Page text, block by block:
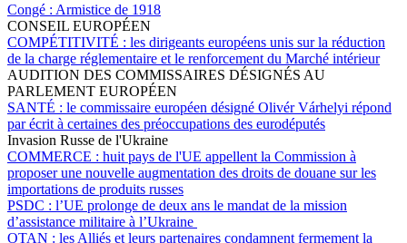
Congé : Armistice de 1918
CONSEIL EUROPÉEN
COMPÉTITIVITÉ : les dirigeants européens unis sur la réduction
de la charge réglementaire et le renforcement du Marché intérieur
AUDITION DES COMMISSAIRES DÉSIGNÉS AU
PARLEMENT EUROPÉEN
SANTÉ : le commissaire européen désigné Olivér Várhelyi répond
par écrit à certaines des préoccupations des eurodéputés
Invasion Russe de l'Ukraine
COMMERCE : huit pays de l'UE appellent la Commission à
proposer une nouvelle augmentation des droits de douane sur les
importations de produits russes
PSDC : l’UE prolonge de deux ans le mandat de la mission
d’assistance militaire à l’Ukraine
OTAN : les Alliés et leurs partenaires condamnent fermement la